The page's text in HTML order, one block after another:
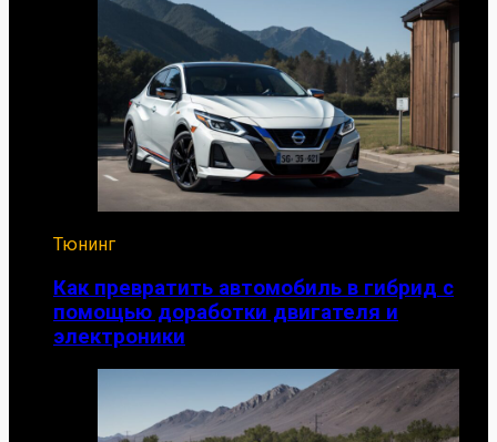
Тюнинг
Как превратить автомобиль в гибрид с
помощью доработки двигателя и
электроники